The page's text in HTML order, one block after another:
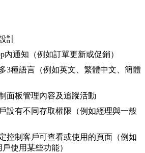
計
內通知（例如訂單更新或促銷）
3種語言（例如英文、繁體中文、簡體
面板管理內容及追蹤活動
設有不同存取權限（例如經理與一般
控制客戶可查看或使用的頁面（例如
使用某些功能）